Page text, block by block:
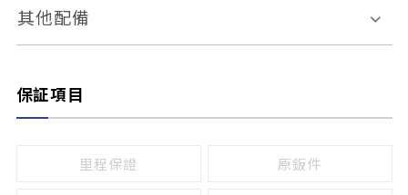
無
有
感應頭燈
頭燈光源
其他配備
保証項目
里程保證 原鈑件